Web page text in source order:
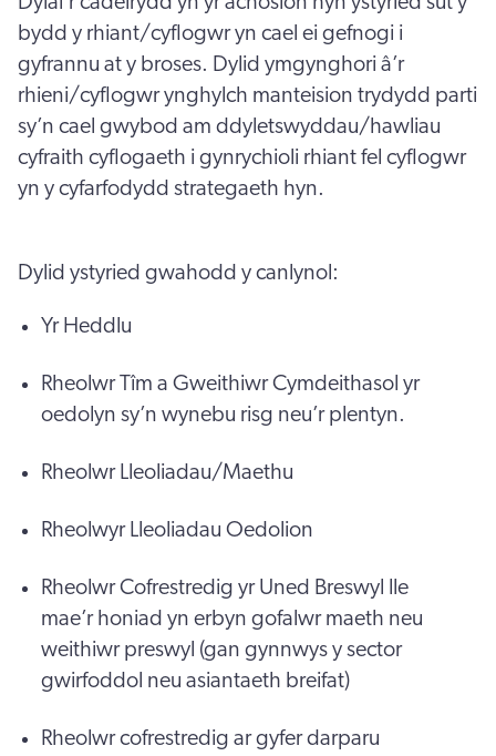
bydd y rhiant/cyflogwr yn cael ei gefnogi i
gyfrannu at y broses. Dylid ymgynghori â’r
rhieni/cyflogwr ynghylch manteision trydydd parti
sy’n cael gwybod am ddyletswyddau/hawliau
cyfraith cyflogaeth i gynrychioli rhiant fel cyflogwr
yn y cyfarfodydd strategaeth hyn.
Dylid ystyried gwahodd y canlynol:
Yr Heddlu
Rheolwr Tîm a Gweithiwr Cymdeithasol yr
oedolyn sy’n wynebu risg neu’r plentyn.
Rheolwr Lleoliadau/Maethu
Rheolwyr Lleoliadau Oedolion
Rheolwr Cofrestredig yr Uned Breswyl lle
mae’r honiad yn erbyn gofalwr maeth neu
weithiwr preswyl (gan gynnwys y sector
gwirfoddol neu asiantaeth breifat)
Rheolwr cofrestredig ar gyfer darparu